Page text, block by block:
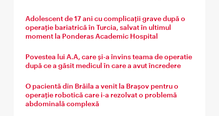
Adolescent de 17 ani cu complicații grave după o
operație bariatrică în Turcia, salvat în ultimul
moment la Ponderas Academic Hospital
Povestea lui A.A, care și-a învins teama de operatie
după ce a găsit medicul în care a avut încredere
O pacientă din Brăila a venit la Brașov pentru o
operație robotică care i-a rezolvat o problemă
abdominală complexă